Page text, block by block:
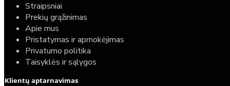
Elektrinio gyvatuko paruošimo paslauga
Straipsniai
Prekių grąžinimas
Apie mus
Pristatymas ir apmokėjimas
Privatumo politika
Taisyklės ir sąlygos
Klientų aptarnavimas